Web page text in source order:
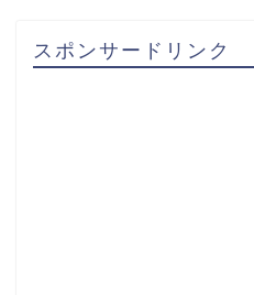
スポンサードリンク